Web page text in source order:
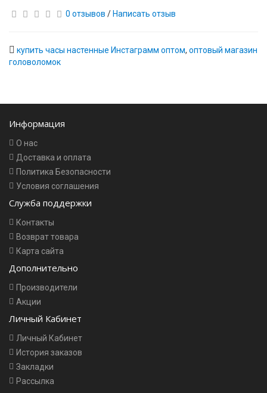
0 отзывов / Написать отзыв
купить часы настенные Инстаграмм оптом, оптовый магазин
головоломок
Информация
О нас
Доставка и оплата
Политика Безопасности
Условия соглашения
Служба поддержки
Контакты
Возврат товара
Карта сайта
Дополнительно
Производители
Акции
Личный Кабинет
Личный Кабинет
История заказов
Закладки
Рассылка